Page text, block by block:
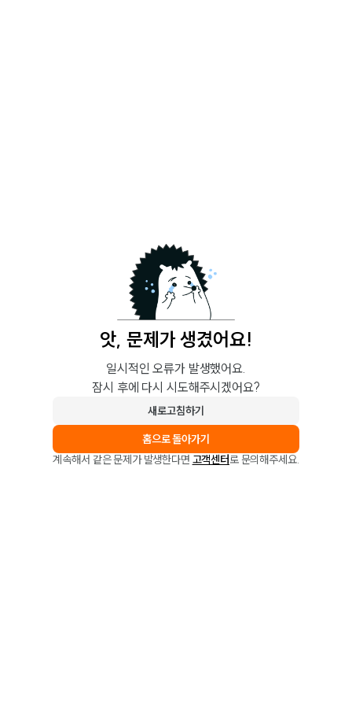
앗, 문제가 생겼어요!
일시적인 오류가 발생했어요.
잠시 후에 다시 시도해주시겠어요?
새로고침하기
홈으로 돌아가기
계속해서 같은 문제가 발생한다면 고객센터로 문의해주세요.